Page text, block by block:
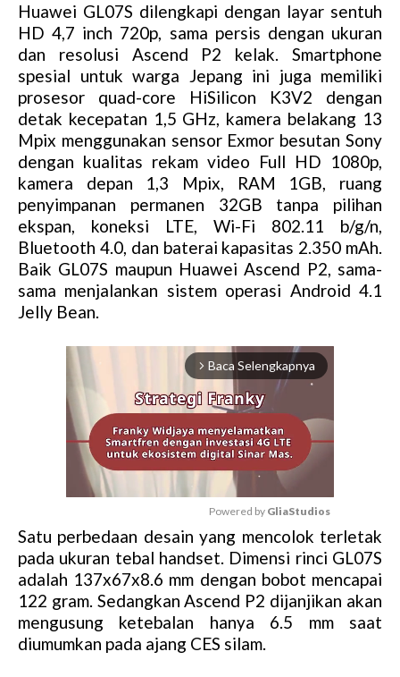
Huawei GL07S dilengkapi dengan layar sentuh
HD 4,7 inch 720p, sama persis dengan ukuran
dan resolusi Ascend P2 kelak. Smartphone
spesial untuk warga Jepang ini juga memiliki
prosesor quad-core HiSilicon K3V2 dengan
detak kecepatan 1,5 GHz, kamera belakang 13
Mpix menggunakan sensor Exmor besutan Sony
dengan kualitas rekam video Full HD 1080p,
kamera depan 1,3 Mpix, RAM 1GB, ruang
penyimpanan permanen 32GB tanpa pilihan
ekspan, koneksi LTE, Wi-Fi 802.11 b/g/n,
Bluetooth 4.0, dan baterai kapasitas 2.350 mAh.
Baik GL07S maupun Huawei Ascend P2, sama-
sama menjalankan sistem operasi Android 4.1
Jelly Bean.
arrow_forward_ios Baca Selengkapnya
M
u
t
e
Powered by GliaStudios
Satu perbedaan desain yang mencolok terletak
pada ukuran tebal handset. Dimensi rinci GL07S
adalah 137x67x8.6 mm dengan bobot mencapai
122 gram. Sedangkan Ascend P2 dijanjikan akan
mengusung ketebalan hanya 6.5 mm saat
diumumkan pada ajang CES silam.